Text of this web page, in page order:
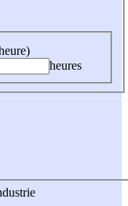
heures